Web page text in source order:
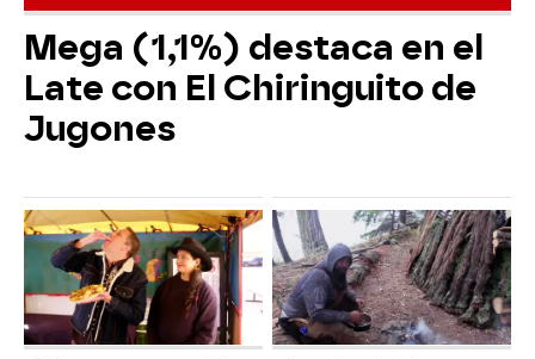
Mega (1,1%) destaca en el
Late con El Chiringuito de
Jugones